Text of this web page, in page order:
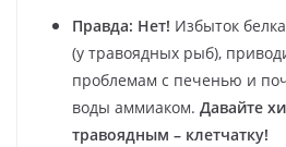
Правда: Нет! Избыток
(у травоядных рыб),
проблемам с печенью и
воды аммиаком. Давайте
травоядным – клетчатку!